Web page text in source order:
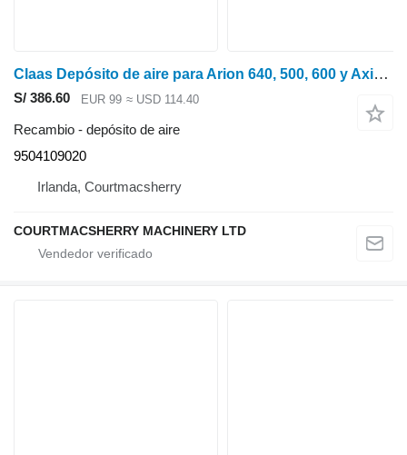
Claas Depósito de aire para Arion 640, 500, 600 y Axion 900: 0021653330, 0011210 9504109020 para 640 tractor de ruedas
S/ 386.60 EUR 99 ≈ USD 114.40
Recambio - depósito de aire
9504109020
Irlanda, Courtmacsherry
COURTMACSHERRY MACHINERY LTD